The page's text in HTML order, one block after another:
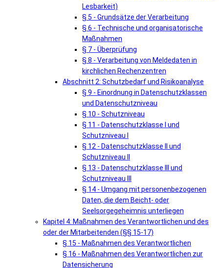
Lesbarkeit)
§ 5 - Grundsätze der Verarbeitung
§ 6 - Technische und organisatorische
Maßnahmen
§ 7 - Überprüfung
§ 8 - Verarbeitung von Meldedaten in
kirchlichen Rechenzentren
Abschnitt 2: Schutzbedarf und Risikoanalyse
§ 9 - Einordnung in Datenschutzklassen
und Datenschutzniveau
§ 10 - Schutzniveau
§ 11 - Datenschutzklasse I und
Schutzniveau I
§ 12 - Datenschutzklasse II und
Schutzniveau II
§ 13 - Datenschutzklasse III und
Schutzniveau III
§ 14 - Umgang mit personenbezogenen
Daten, die dem Beicht- oder
Seelsorgegeheimnis unterliegen
Kapitel 4: Maßnahmen des Verantwortlichen und des
oder der Mitarbeitenden (§§ 15-17)
§ 15 - Maßnahmen des Verantwortlichen
§ 16 - Maßnahmen des Verantwortlichen zur
Datensicherung